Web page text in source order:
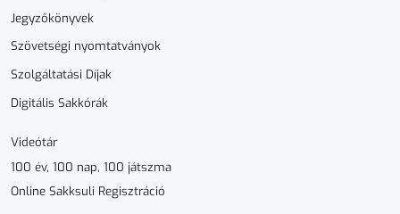
Jegyzőkönyvek
Szövetségi nyomtatványok
Szolgáltatási Díjak
Digitális Sakkórák
Videótár
100 év, 100 nap, 100 játszma
Online Sakksuli Regisztráció